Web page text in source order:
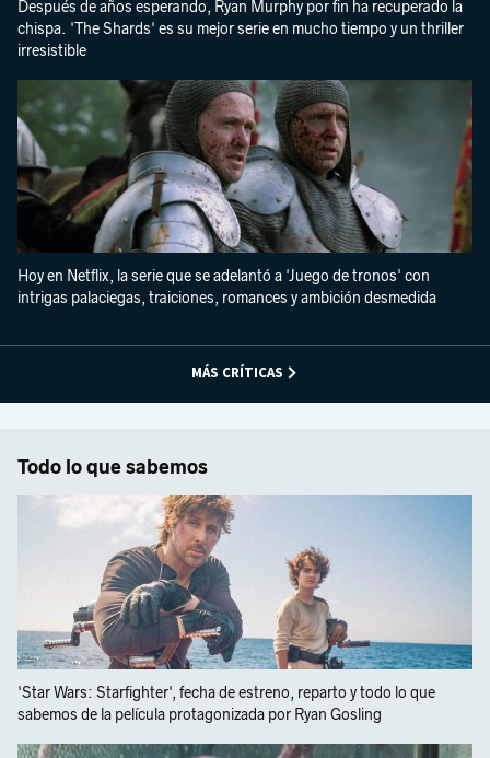
Después de años esperando, Ryan Murphy por fin ha recuperado la
chispa. 'The Shards' es su mejor serie en mucho tiempo y un thriller
irresistible
Hoy en Netflix, la serie que se adelantó a 'Juego de tronos' con
intrigas palaciegas, traiciones, romances y ambición desmedida
MÁS CRÍTICAS
Todo lo que sabemos
'Star Wars: Starfighter', fecha de estreno, reparto y todo lo que
sabemos de la película protagonizada por Ryan Gosling